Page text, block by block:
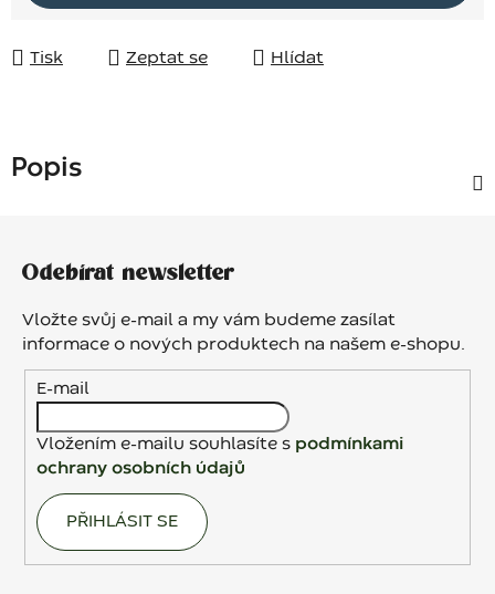
Tisk Zeptat se Hlídat
Popis
Odebírat newsletter
Vložte svůj e-mail a my vám budeme zasílat
informace o nových produktech na našem e-shopu.
E-mail
Vložením e-mailu souhlasíte s podmínkami
ochrany osobních údajů
PŘIHLÁSIT SE